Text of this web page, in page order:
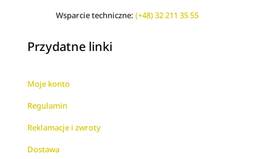
Wsparcie techniczne: (+48) 32 211 35 55
Przydatne linki
Moje konto
Regulamin
Reklamacje i zwroty
Dostawa